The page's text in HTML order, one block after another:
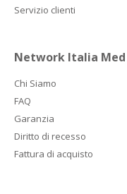
Servizio clienti
Network Italia Med
Chi Siamo
FAQ
Garanzia
Diritto di recesso
Fattura di acquisto